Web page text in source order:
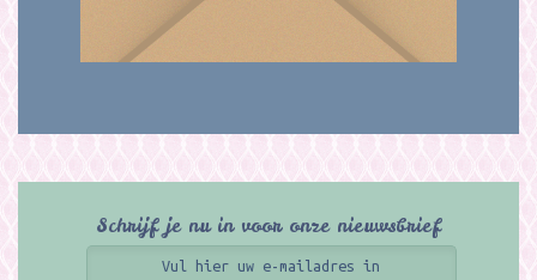
Schrijf je nu in voor onze nieuwsbrief